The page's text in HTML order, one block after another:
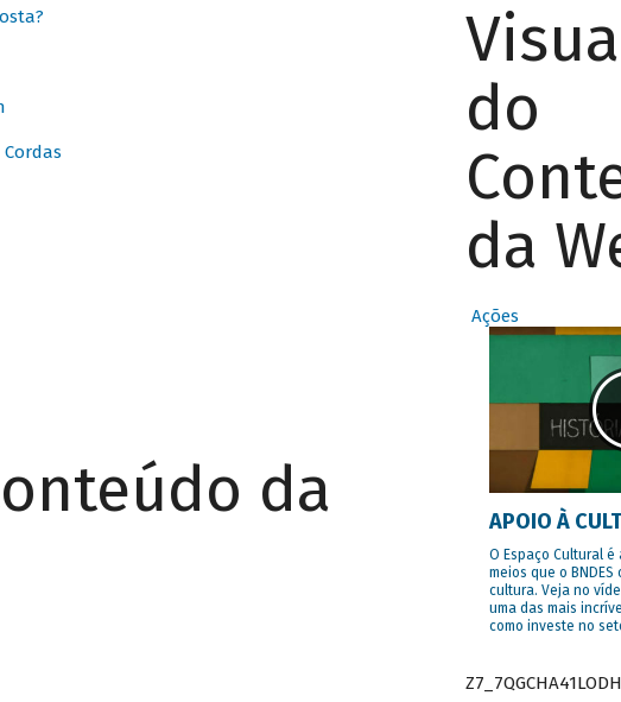
da
do
da
Ações
APOIO À
O Espaço Cultural é
meios que o BNDES
cultura. Veja no
uma das mais
como investe no